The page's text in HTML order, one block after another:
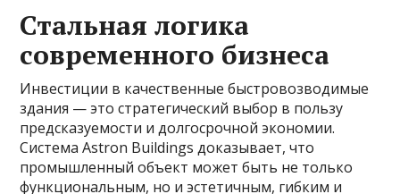
Стальная логика
современного бизнеса
Инвестиции в качественные быстровозводимые
здания — это стратегический выбор в пользу
предсказуемости и долгосрочной экономии.
Система Astron Buildings доказывает, что
промышленный объект может быть не только
функциональным, но и эстетичным, гибким и